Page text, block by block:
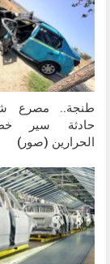
طنجة.. مصرع
حادثة سير
الحرارين (صور)